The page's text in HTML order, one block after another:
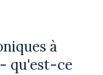
à
qu'est-ce